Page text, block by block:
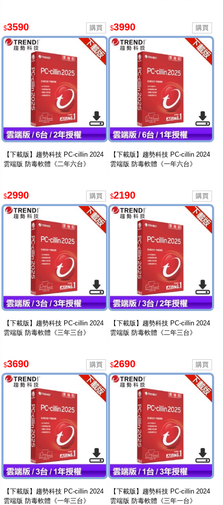
$3590 $3990
【下載版】趨勢科技 PC-cillin 2024
雲端版 防毒軟體《二年六台》
$2990
【下載版】趨勢科技 PC-cillin 2024
雲端版 防毒軟體《一年六台》
$2190
【下載版】趨勢科技 PC-cillin 2024
雲端版 防毒軟體《三年三台》
$3690
【下載版】趨勢科技 PC-cillin 2024
雲端版 防毒軟體《二年三台》
$2690
【下載版】趨勢科技 PC-cillin 2024
雲端版 防毒軟體《一年三台》
【下載版】趨勢科技 PC-cillin 2024
雲端版 防毒軟體《三年一台》